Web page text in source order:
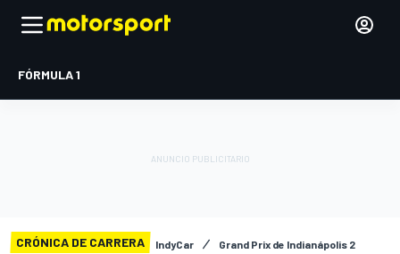
FÓRMULA 1
CRÓNICA DE CARRERA IndyCar Grand Prix de Indianápolis 2